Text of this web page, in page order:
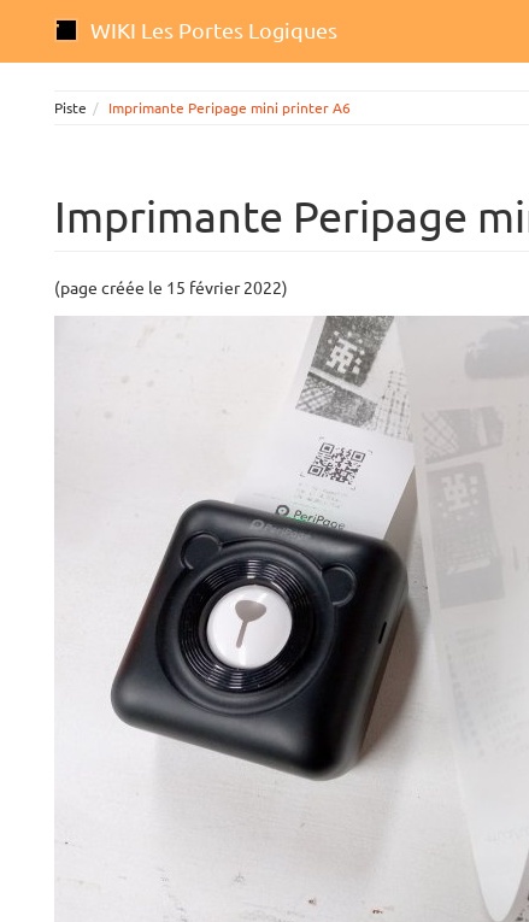
WIKI Les Portes Logiques
Piste Imprimante Peripage mini printer A6
Imprimante Peripage
(page créée le 15 février 2022)